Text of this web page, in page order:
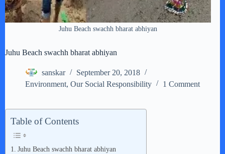
Juhu Beach swachh bharat abhiyan
Juhu Beach swachh bharat abhiyan
sanskar
September 20, 2018
Environment, Our Social Responsibility 1 Comment
Table of Contents
Juhu Beach swachh bharat abhiyan